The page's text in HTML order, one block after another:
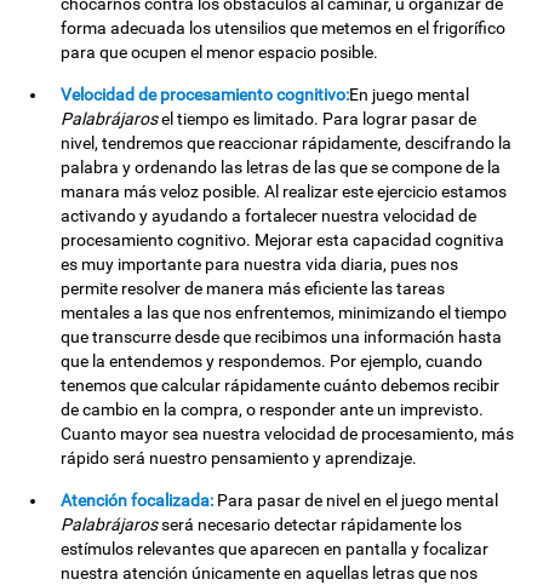
chocarnos contra los obstáculos al caminar, u organizar de
forma adecuada los utensilios que metemos en el frigorífico
para que ocupen el menor espacio posible.
Velocidad de procesamiento cognitivo:En juego mental
Palabrájarosel tiempo es limitado. Para lograr pasar de
nivel, tendremos que reaccionar rápidamente, descifrando la
palabra y ordenando las letras de las que se compone de la
manara más veloz posible. Al realizar este ejercicio estamos
activando y ayudando a fortalecer nuestra velocidad de
procesamiento cognitivo. Mejorar esta capacidad cognitiva
es muy importante para nuestra vida diaria, pues nos
permite resolver de manera más eficiente las tareas
mentales a las que nos enfrentemos, minimizando el tiempo
que transcurre desde que recibimos una información hasta
que la entendemos y respondemos. Por ejemplo, cuando
tenemos que calcular rápidamente cuánto debemos recibir
de cambio en la compra, o responder ante un imprevisto.
Cuanto mayor sea nuestra velocidad de procesamiento, más
rápido será nuestro pensamiento y aprendizaje.
Atención focalizada: Para pasar de nivel en el juego mental
Palabrájarosserá necesario detectar rápidamente los
estímulos relevantes que aparecen en pantalla y focalizar
nuestra atención únicamente en aquellas letras que nos